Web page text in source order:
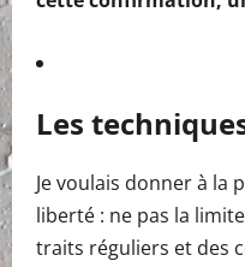
Les
Je voulais donner à la
liberté : ne pas la
traits réguliers et des